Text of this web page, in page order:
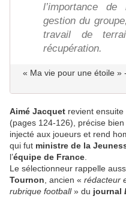
l’importance
gestion du
travail de
récupération.
« Ma vie pour une étoile »
Aimé Jacquet revient ensuite
(pages 124-126), précise bien
injecté aux joueurs et rend
qui fut ministre de la
l’équipe de France
Le sélectionneur rappelle
Tournon , ancien « rédacteur
rubrique football» du journal